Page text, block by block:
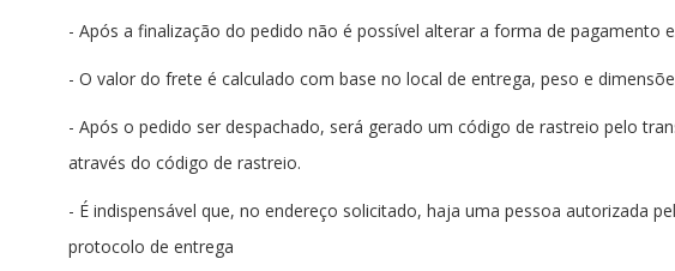
- Após a finalização do pedido não é possível alterar a forma de
- O valor do frete é calculado com base no local de entrega, peso e
- Após o pedido ser despachado, será gerado um código de rastreio pelo
através do código de rastreio.
- É indispensável que, no endereço solicitado, haja uma pessoa autorizada
protocolo de entrega